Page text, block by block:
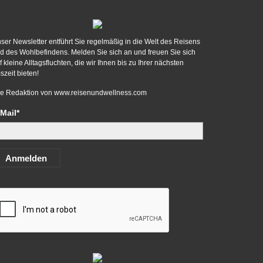
Newsletter entführt Sie regelmäßig in die Welt des Reisens
des Wohlbefindens. Melden Sie sich an und freuen Sie sich
kleine Alltagsfluchten, die wir Ihnen bis zu Ihrer nächsten
bieten!
Redaktion von www.reisenundwellness.com
Anmelden